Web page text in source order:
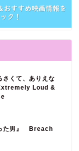
さくて、ありえな
Loud &
た男』 Breach